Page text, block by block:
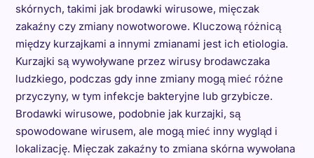
skórnych, takimi jak brodawki wirusowe, mięczak
zakaźny czy zmiany nowotworowe. Kluczową różnicą
między kurzajkami a innymi zmianami jest ich etiologia.
Kurzajki są wywoływane przez wirusy brodawczaka
ludzkiego, podczas gdy inne zmiany mogą mieć różne
przyczyny, w tym infekcje bakteryjne lub grzybicze.
Brodawki wirusowe, podobnie jak kurzajki, są
spowodowane wirusem, ale mogą mieć inny wygląd i
lokalizację. Mięczak zakaźny to zmiana skórna wywołana